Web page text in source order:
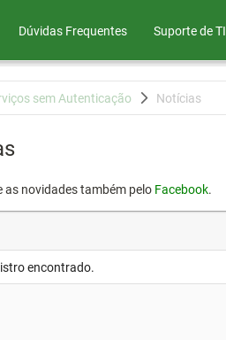
Dúvidas Frequentes Suporte de TI
sem Autenticação Notícias
as novidades também pelo Facebook.
encontrado.